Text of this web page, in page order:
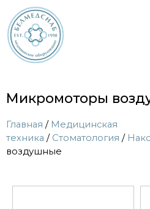
Микромоторы
Главная / Медицинская
техника / Стоматология /
воздушные